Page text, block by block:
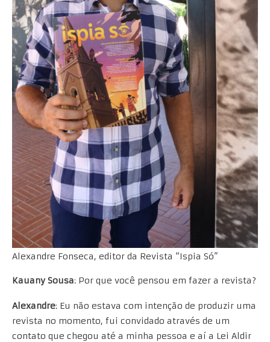
Alexandre Fonseca, editor da Revista “Ispia Só”
Kauany Sousa: Por que você pensou em fazer a revista?
Alexandre: Eu não estava com intenção de produzir uma
revista no momento, fui convidado através de um
contato que chegou até a minha pessoa e aí a Lei Aldir